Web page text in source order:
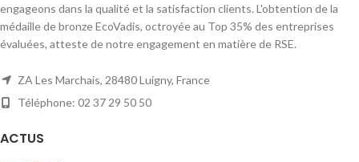
engageons dans la qualité et la satisfaction clients. L'obtention de la
médaille de bronze EcoVadis, octroyée au Top 35% des entreprises
évaluées, atteste de notre engagement en matière de RSE.
ZA Les Marchais, 28480 Luigny, France
Téléphone: 02 37 29 50 50
ACTUS